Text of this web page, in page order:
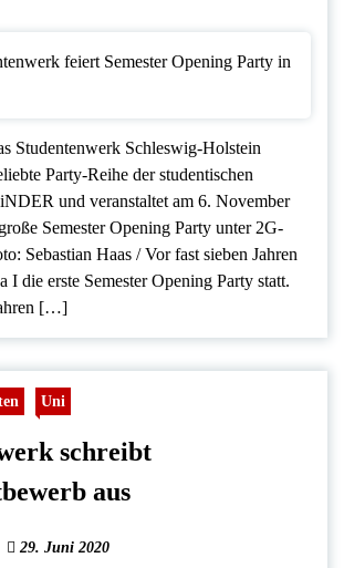
Studentenwerk Schleswig-Holstein
Party-Reihe der studentischen
und veranstaltet am 6. November
Semester Opening Party unter 2G-
Sebastian Haas / Vor fast sieben Jahren
I die erste Semester Opening Party statt.
[…]
Uni
schreibt
aus
29. Juni 2020